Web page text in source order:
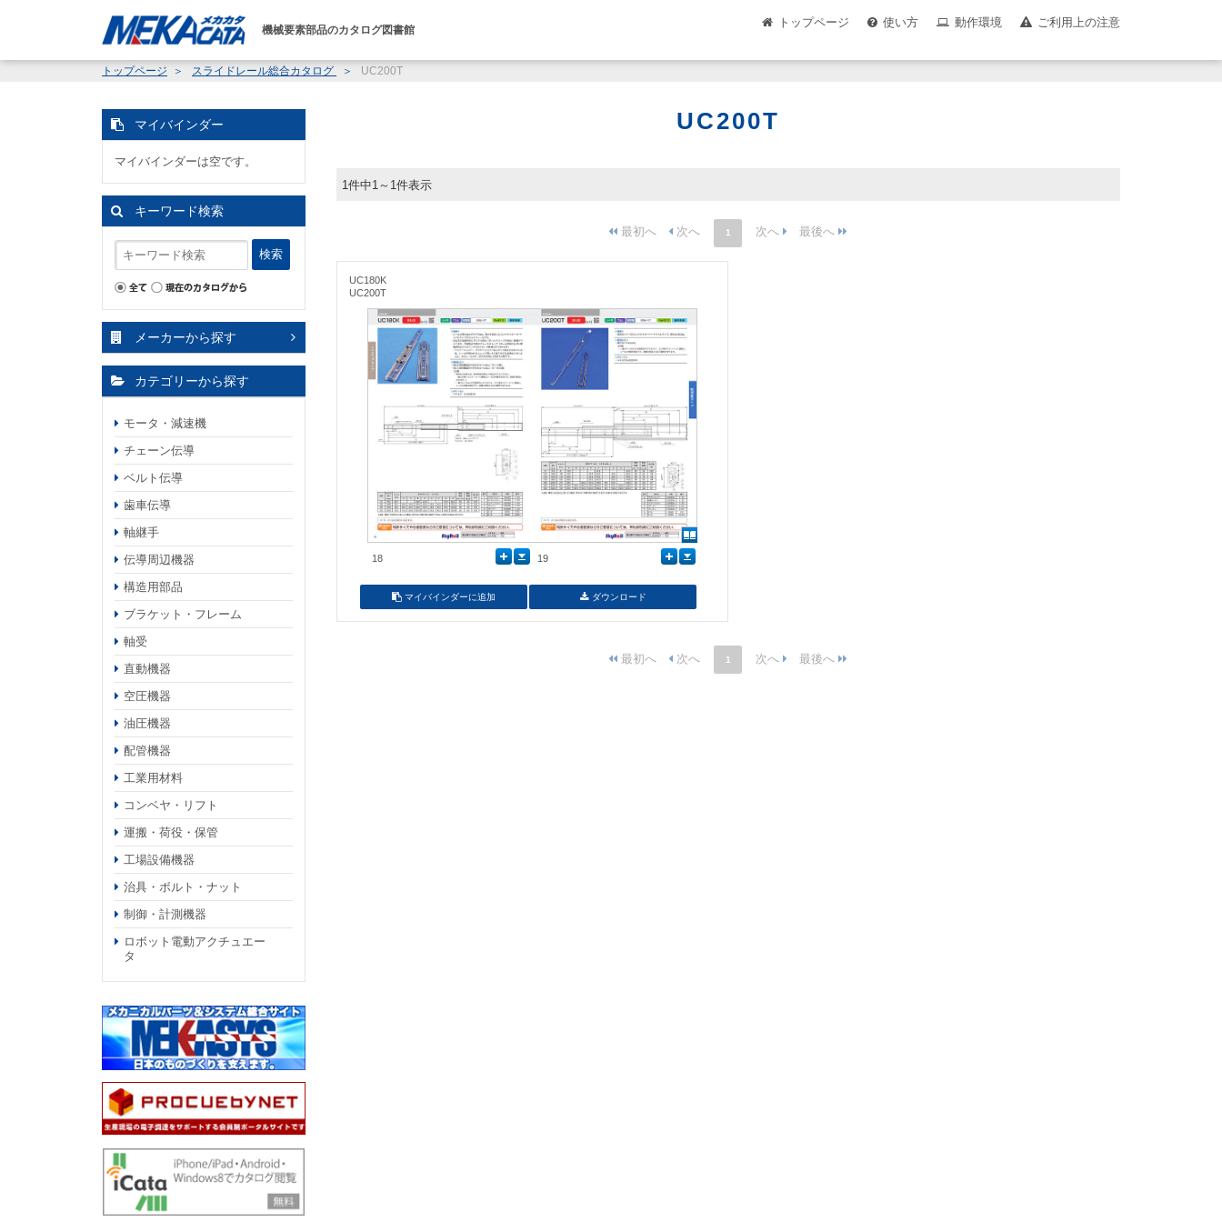
機械要素部品のカタログ図書館
トップページ 使い方 動作環境 ご利用上の注意
トップページ スライドレール総合カタログ UC200T
UC200T
1件中1～1件表示
1
UC180K
UC200T
18 19
マイバインダーに追加 ダウンロード
1
マイバインダー
マイバインダーは空です。
キーワード検索
検索
メーカーから探す
カテゴリーから探す
モータ・減速機
チェーン伝導
ベルト伝導
歯車伝導
軸継手
伝導周辺機器
構造用部品
ブラケット・フレーム
軸受
直動機器
空圧機器
油圧機器
配管機器
工業用材料
コンベヤ・リフト
運搬・荷役・保管
工場設備機器
治具・ボルト・ナット
制御・計測機器
ロボット電動アクチュエー
タ